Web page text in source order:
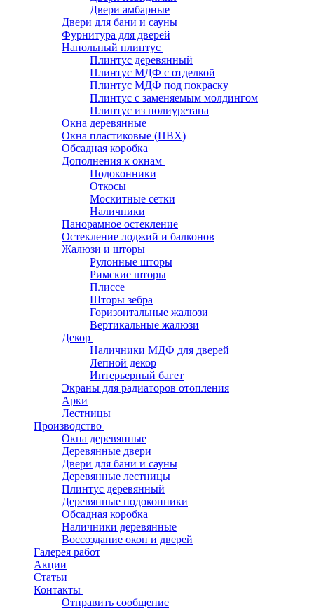
Двери амбарные
Двери для бани и сауны
Фурнитура для дверей
Напольный плинтус
Плинтус деревянный
Плинтус МДФ с отделкой
Плинтус МДФ под покраску
Плинтус с заменяемым молдингом
Плинтус из полиуретана
Окна деревянные
Окна пластиковые (ПВХ)
Обсадная коробка
Дополнения к окнам
Подоконники
Откосы
Москитные сетки
Наличники
Панорамное остекление
Остекление лоджий и балконов
Жалюзи и шторы
Рулонные шторы
Римские шторы
Плиссе
Шторы зебра
Горизонтальные жалюзи
Вертикальные жалюзи
Декор
Наличники МДФ для дверей
Лепной декор
Интерьерный багет
Экраны для радиаторов отопления
Арки
Лестницы
Производство
Окна деревянные
Деревянные двери
Двери для бани и сауны
Деревянные лестницы
Плинтус деревянный
Деревянные подоконники
Обсадная коробка
Наличники деревянные
Воссоздание окон и дверей
Галерея работ
Акции
Статьи
Контакты
Отправить сообщение